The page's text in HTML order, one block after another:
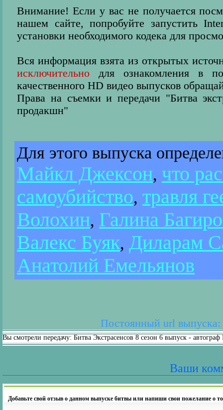
Внимание! Если у вас не получается
нашем сайте, попробуйте запустить
установки необходимого кодека для
Вся информация взята из открытых
исключительно для ознакомления в
качественного HD видео выпусков
Права на съемки и передачи "Битва
продакшн"
Для этого выпуска
Майкл Джексон,что
самоубийство,травля
Волохин, Галина
Валекс Буяк, Диларам
Анатолий Емельянов
Постоянный url выпуска:
Вы смотрели передачу: Битва Экстрасенсов 8 сезон 6 выпуск -
Ваши
Добавьте свой отзыв о данном выпуске битвы или напиши свои пожелание о